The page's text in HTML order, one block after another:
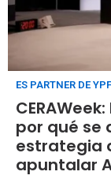
ES PARTNER DE
por qué se
estrategia
apuntalar